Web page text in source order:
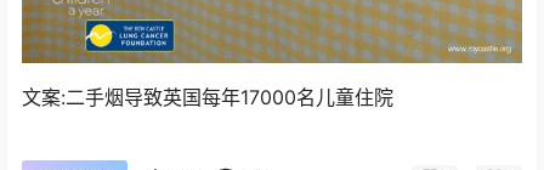
文案:二手烟导致英国每年17000名儿童住院